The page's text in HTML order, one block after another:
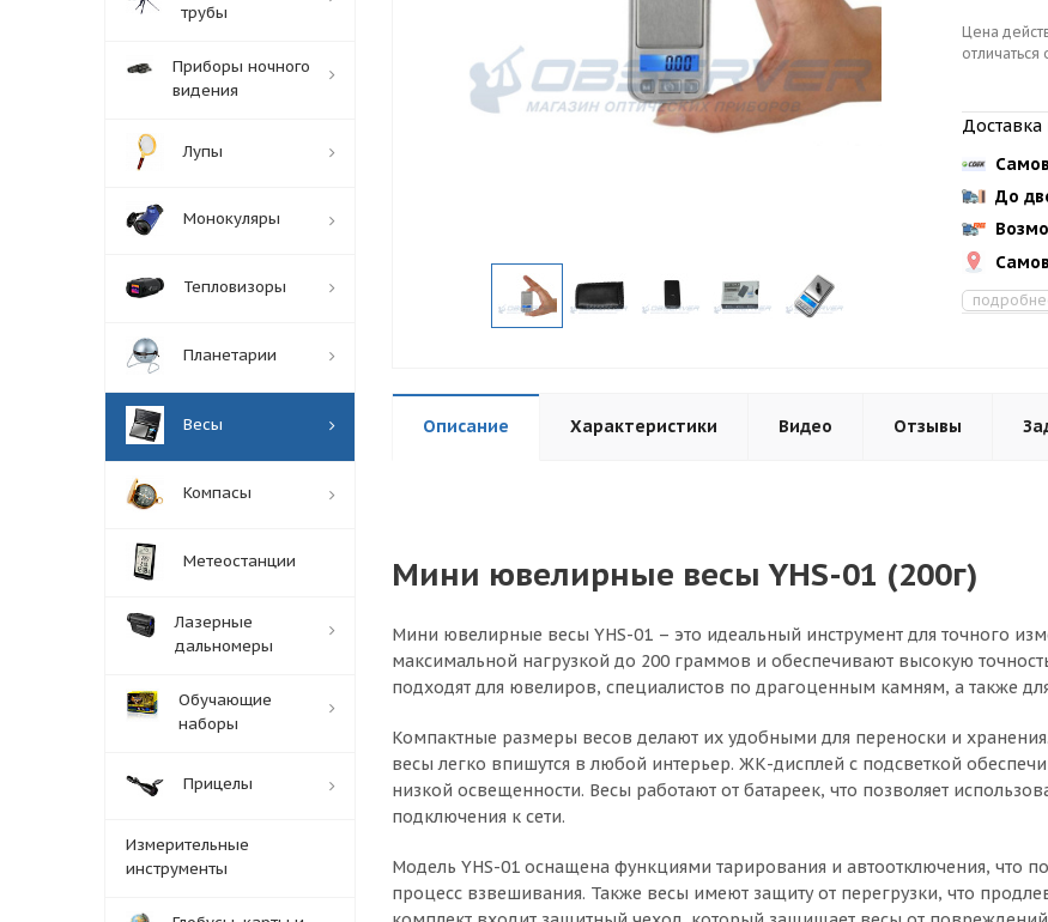
Цена
Доставка
До
Описание Характеристики Видео Отзывы
Мини ювелирные весы YHS-01 (200г)
Мини ювелирные весы YHS-01 – это идеальный инструмент для точного
максимальной нагрузкой до 200 граммов и обеспечивают высокую
подходят для ювелиров, специалистов по драгоценным камням, а также
Компактные размеры весов делают их удобными для переноски и
весы легко впишутся в любой интерьер. ЖК-дисплей с подсветкой
низкой освещенности. Весы работают от батареек, что позволяет
подключения к сети.
Модель YHS-01 оснащена функциями тарирования и автоотключения, что
процесс взвешивания. Также весы имеют защиту от перегрузки, что
трубы
Приборы ночного
видения
Лупы
Монокуляры
Тепловизоры
Планетарии
Весы
Компасы
Метеостанции
Лазерные
дальномеры
Обучающие
наборы
Прицелы
Измерительные
инструменты